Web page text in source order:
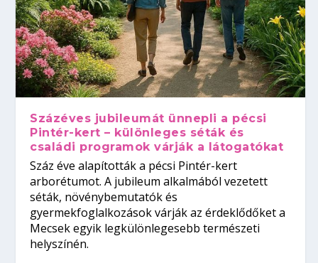
Százéves jubileumát ünnepli a pécsi
Pintér-kert – különleges séták és
családi programok várják a látogatókat
Száz éve alapították a pécsi Pintér-kert
arborétumot. A jubileum alkalmából vezetett
séták, növénybemutatók és
gyermekfoglalkozások várják az érdeklődőket a
Mecsek egyik legkülönlegesebb természeti
helyszínén.